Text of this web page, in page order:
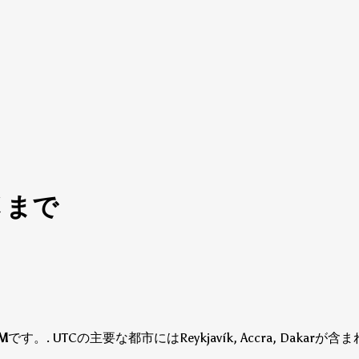
まで
です。 . UTCの主要な都市にはReykjavík, Accra, Dakarが含ま